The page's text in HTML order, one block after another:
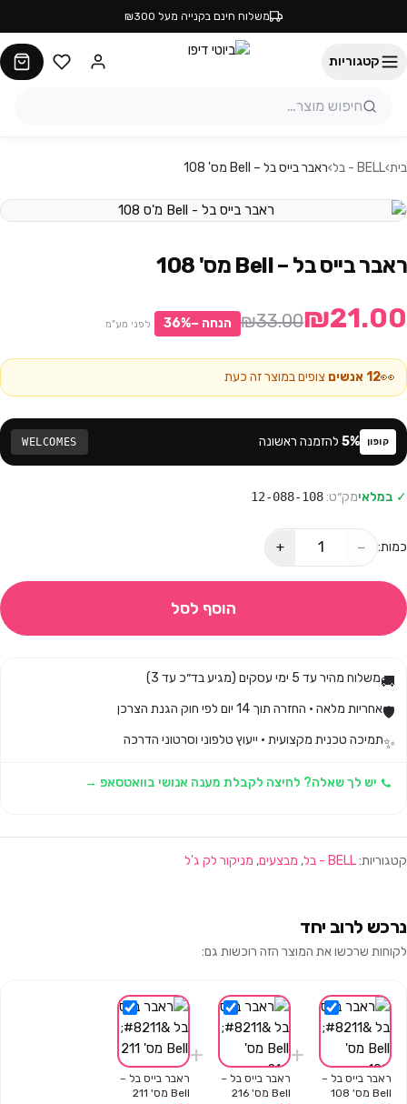
משלוח חינם בקנייה מעל ₪300
קטגוריות
בית›BELL - בל ›ראבר בייס בל – Bell מס' 108
ראבר בייס בל – Bell מס' 108
₪21.00
₪33.00 הנחה − 36% לפני מע"מ
👀
12אנשים צופים במוצר זה כעת
קופון 5% להזמנה ראשונה WELCOMES
✓ במלאימק״ט:12-088-108
כמות: −
+
הוסף לסל
🚚משלוח מהיר עד 5 ימי עסקים (מגיע בד״כ עד 3)
🛡️אחריות מלאה · החזרה תוך 14 יום לפי חוק הגנת הצרכן
✨תמיכה טכנית מקצועית · ייעוץ טלפוני וסרטוני הדרכה
יש לך שאלה? לחיצה לקבלת מענה אנושי בוואטסאפ →
קטגוריות:BELL - בל , מבצעים, מניקור לק ג'ל
נרכש לרוב יחד
לקוחות שרכשו את המוצר הזה רוכשות גם:
ראבר בייס בל –
Bell מס' 108
+
ראבר בייס בל –
Bell מס' 216
+
ראבר בייס בל –
Bell מס' 211